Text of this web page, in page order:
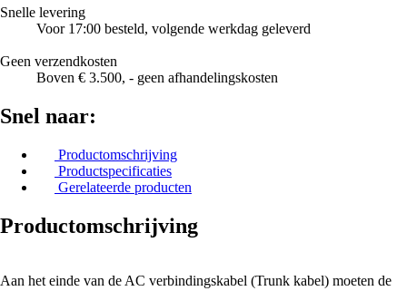
Snelle levering
Voor 17:00 besteld, volgende werkdag geleverd
Geen verzendkosten
Boven € 3.500, - geen afhandelingskosten
Snel naar:
Productomschrijving
Productspecificaties
Gerelateerde producten
Productomschrijving
Aan het einde van de AC verbindingskabel (Trunk kabel) moeten de